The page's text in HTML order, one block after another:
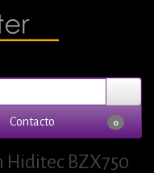
Contacto 0
Hiditec BZX750